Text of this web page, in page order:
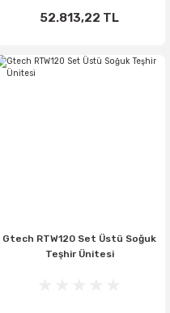
52.813,22 TL
Gtech RTW120 Set Üstü Soğuk
Teşhir Ünitesi